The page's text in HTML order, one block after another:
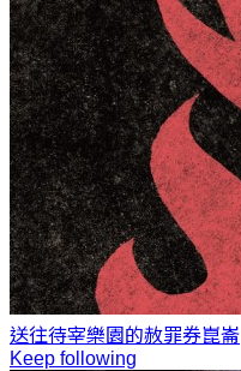
送往待宰樂園的赦罪券崑崙
Keep following